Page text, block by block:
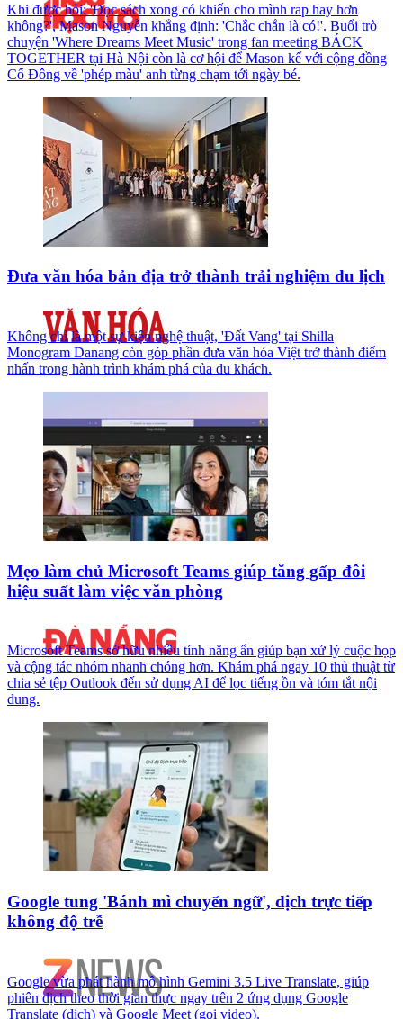
Khi được hỏi: 'Đọc sách xong có khiến cho mình rap hay hơn
không?', Mason Nguyễn khẳng định: 'Chắc chắn là có!'. Buổi trò
chuyện 'Where Dreams Meet Music' trong fan meeting BÁCK
TOGETHER tại Hà Nội còn là cơ hội để Mason kể với cộng đồng
Cổ Đông về 'phép màu' anh từng chạm tới ngày bé.
Đưa văn hóa bản địa trở thành trải nghiệm du lịch
Không chỉ là một sự kiện nghệ thuật, 'Đất Vang' tại Shilla
Monogram Danang còn góp phần đưa văn hóa Việt trở thành điểm
nhấn trong hành trình khám phá của du khách.
Mẹo làm chủ Microsoft Teams giúp tăng gấp đôi
hiệu suất làm việc văn phòng
Microsoft Teams sở hữu nhiều tính năng ẩn giúp bạn xử lý cuộc họp
và cộng tác nhóm nhanh chóng hơn. Khám phá ngay 10 thủ thuật từ
chia sẻ tệp Outlook đến sử dụng AI để lọc tiếng ồn và tóm tắt nội
dung.
Google tung 'Bánh mì chuyển ngữ', dịch trực tiếp
không độ trễ
Google vừa phát hành mô hình Gemini 3.5 Live Translate, giúp
phiên dịch theo thời gian thực ngay trên 2 ứng dụng Google
Translate (dịch) và Google Meet (gọi video).